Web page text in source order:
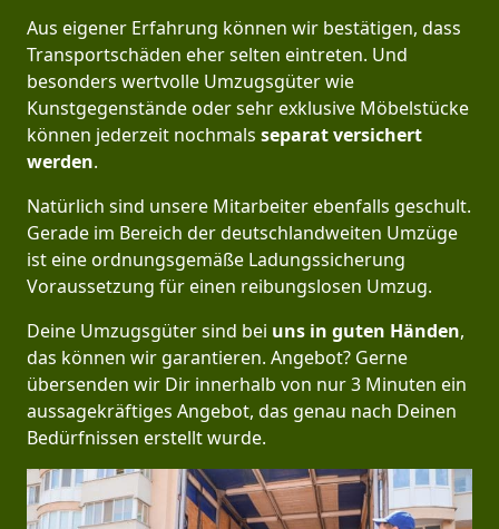
Aus eigener Erfahrung können wir bestätigen, dass
Transportschäden eher selten eintreten. Und
besonders wertvolle Umzugsgüter wie
Kunstgegenstände oder sehr exklusive Möbelstücke
können jederzeit nochmals separat versichert
werden.
Natürlich sind unsere Mitarbeiter ebenfalls geschult.
Gerade im Bereich der deutschlandweiten Umzüge
ist eine ordnungsgemäße Ladungssicherung
Voraussetzung für einen reibungslosen Umzug.
Deine Umzugsgüter sind bei uns in guten Händen,
das können wir garantieren. Angebot? Gerne
übersenden wir Dir innerhalb von nur 3 Minuten ein
aussagekräftiges Angebot, das genau nach Deinen
Bedürfnissen erstellt wurde.